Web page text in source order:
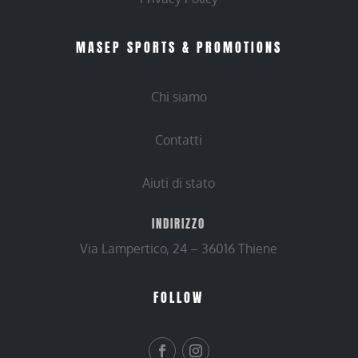
MASEP SPORTS & PROMOTIONS
Chi siamo
Contatti
Aiuti di stato
INDIRIZZO
Via Lampertico, 24 – 36016 Thiene
FOLLOW